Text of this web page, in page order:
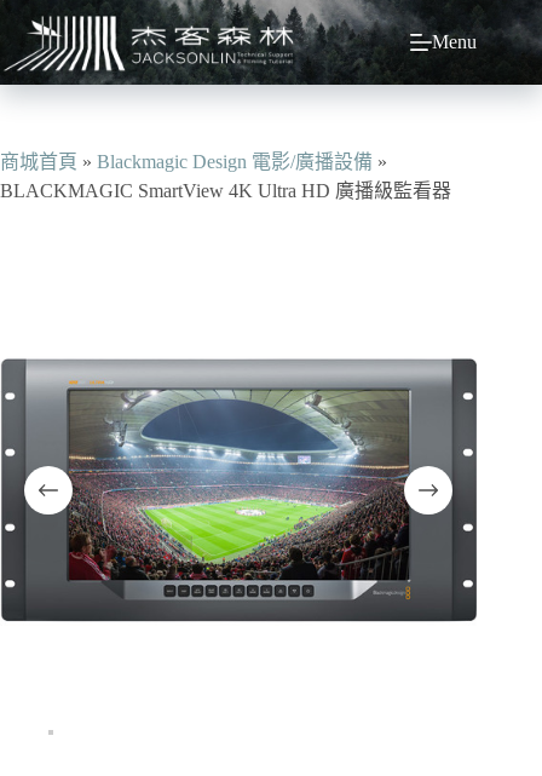
主
容
Menu
商城首頁 » Blackmagic Design 電影/廣播設備 »
BLACKMAGIC SmartView 4K Ultra HD 廣播級監看器